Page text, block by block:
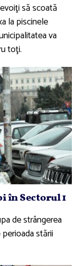
să scoată
la piscinele
va
toţi.
în Sectorul 1
de strângerea
stării